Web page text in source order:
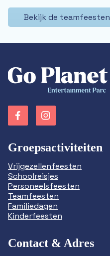
Bekijk de teamfeesten
Groepsactiviteiten
Vrijgezellenfeesten
Schoolreisjes
Personeelsfeesten
Teamfeesten
Familiedagen
Kinderfeesten
Contact & Adres